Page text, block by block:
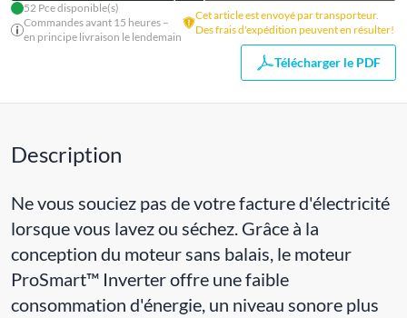
52 Pce disponible(s)
Commandes avant 15 heures –
en principe livraison le lendemain
Cet article est envoyé par transporteur.
Des frais d'expédition peuvent en résulter!
Télécharger le PDF
Description
Ne vous souciez pas de votre facture d'électricité
lorsque vous lavez ou séchez. Grâce à la
conception du moteur sans balais, le moteur
ProSmart™ Inverter offre une faible
consommation d'énergie, un niveau sonore plus